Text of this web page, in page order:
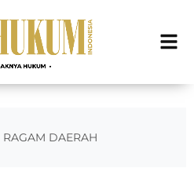
RAGAM DAERAH